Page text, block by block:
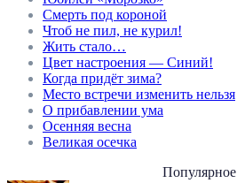
Смерть под короной
Чтоб не пил, не курил!
Жить стало…
Цвет настроения — Синий!
Когда придёт зима?
Место встречи изменить нельзя
О прибавлении ума
Осенняя весна
Великая осечка
Популярное